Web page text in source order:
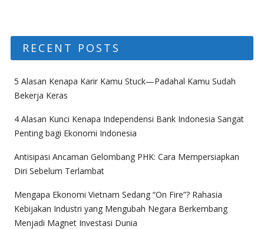
RECENT POSTS
5 Alasan Kenapa Karir Kamu Stuck—Padahal Kamu Sudah
Bekerja Keras
4 Alasan Kunci Kenapa Independensi Bank Indonesia Sangat
Penting bagi Ekonomi Indonesia
Antisipasi Ancaman Gelombang PHK: Cara Mempersiapkan
Diri Sebelum Terlambat
Mengapa Ekonomi Vietnam Sedang “On Fire”? Rahasia
Kebijakan Industri yang Mengubah Negara Berkembang
Menjadi Magnet Investasi Dunia